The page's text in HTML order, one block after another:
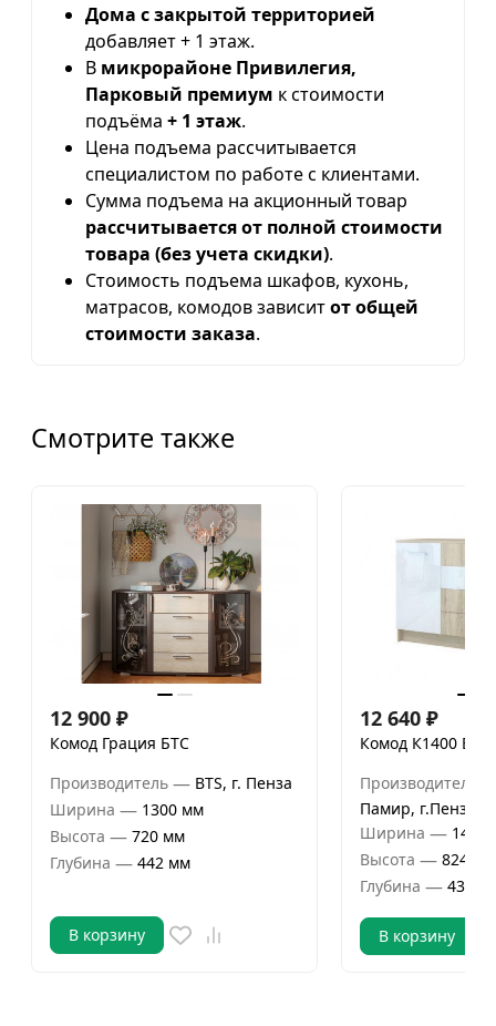
Дома с закрытой территорией
добавляет + 1 этаж.
В микрорайоне Привилегия,
Парковый премиум к стоимости
подъёма + 1 этаж.
Цена подъема рассчитывается
специалистом по работе с клиентами.
Сумма подъема на акционный товар
рассчитывается от полной стоимости
товара (без учета скидки).
Стоимость подъема шкафов, кухонь,
матрасов, комодов зависитот общей
стоимости заказа.
Смотрите также
12 900 ₽
Комод Грация БТС
Производитель — BTS, г. Пенза
Ширина — 1300 мм
Высота — 720 мм
Глубина — 442 мм
В корзину
12 640 ₽
Комод К1400
Производитель
Памир, г.Пенза
Ширина — 1406
Высота — 824 мм
Глубина — 439
В корзину